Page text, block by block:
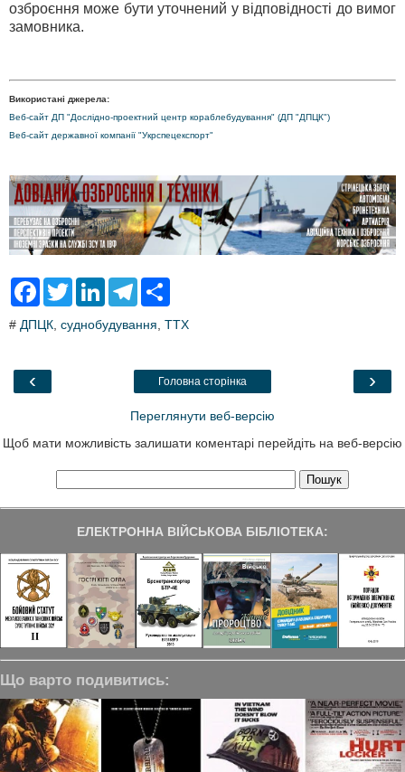
озброєння може бути уточнений у відповідності до вимог
замовника.
Використані джерела:
Веб-сайт ДП "Дослідно-проектний центр кораблебудування" (ДП "ДПЦК")
Веб-сайт державної компанії "Укрспецекспорт"
F
e
o
T
t
L
k
T
e
a
# ДПЦК, суднобудування, ТТХ
‹ ›
Головна сторінка
Переглянути веб-версію
Щоб мати можливість залишати коментарі перейдіть на веб-версію
ЕЛЕКТРОННА ВІЙСЬКОВА БІБЛІОТЕКА:
Що варто подивитись: